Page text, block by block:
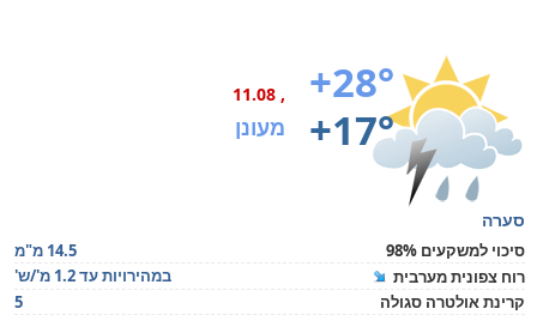
+28°
+17°
, 11.08
מעונן
סערה
סיכוי למשקעים 98%
14.5 מ"מ
רוח צפונית מערבית
במהירויות עד 1.2 מ'/ש'
קרינת אולטרה סגולה
5